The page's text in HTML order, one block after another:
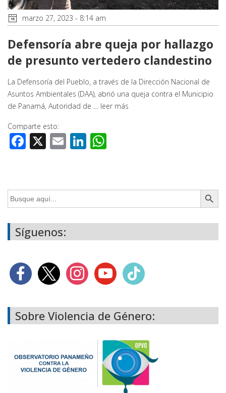
marzo 27, 2023 - 8:14 am
Defensoría abre queja por hallazgo
de presunto vertedero clandestino
La Defensoría del Pueblo, a través de la Dirección Nacional de
Asuntos Ambientales (DAA), abrió una queja contra el Municipio
de Panamá, Autoridad de … leer más
Comparte esto:
Facebook
X EmailLinkedIn
Buscar: Botón de
Síguenos:
Sobre Violencia de Género: